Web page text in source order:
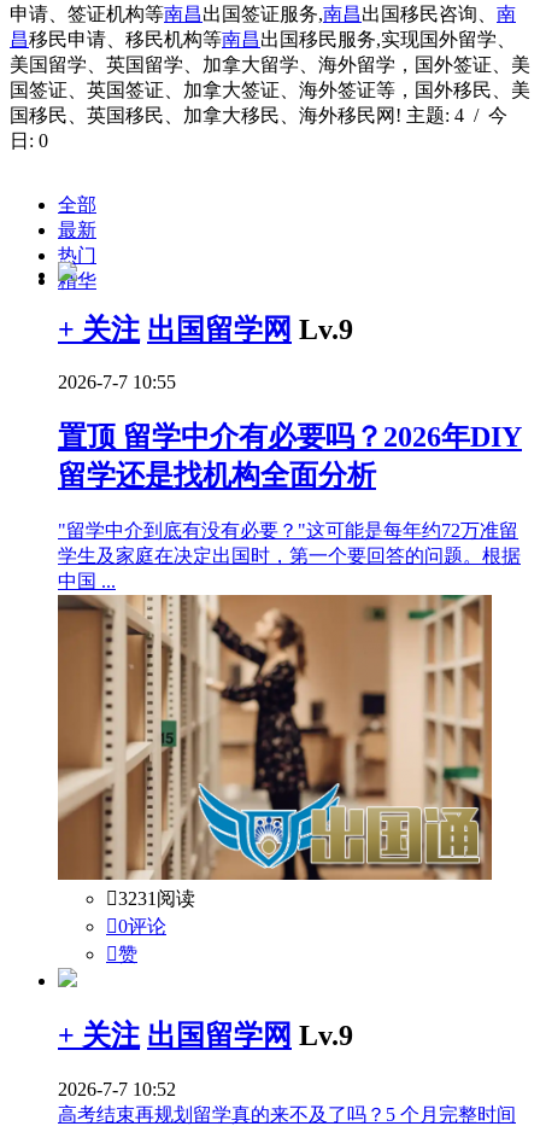
申请、签证机构等南昌出国签证服务,南昌出国移民咨询、 南
昌移民申请、移民机构等南昌出国移民服务,实现国外留学、
美国留学、英国留学、加拿大留学、海外留学，国外签证、美
国签证、英国签证、加拿大签证、海外签证等，国外移民、美
国移民、英国移民、加拿大移民、海外移民网! 主题: 4 / 今
日: 0
全部
最新
热门
精华
+ 关注 出国留学网 Lv.9
2026-7-7 10:55
置顶 留学中介有必要吗？2026年DIY
留学还是找机构全面分析
"留学中介到底有没有必要？"这可能是每年约72万准留
学生及家庭在决定出国时，第一个要回答的问题。根据
中国 ...
3231阅读
0评论
赞
+ 关注 出国留学网 Lv.9
2026-7-7 10:52
高考结束再规划留学真的来不及了吗？5 个月完整时间